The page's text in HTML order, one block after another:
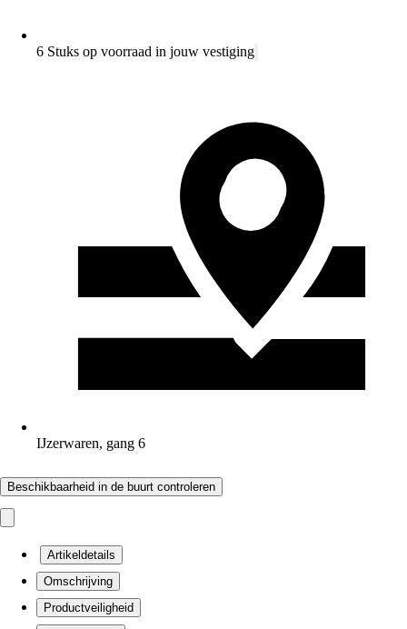
6 Stuks op voorraad in jouw vestiging
IJzerwaren, gang 6
Beschikbaarheid in de buurt controleren
Artikeldetails
Omschrijving
Productveiligheid